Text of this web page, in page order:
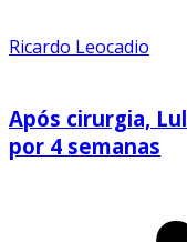
Ricardo Leocadio
Após cirurgia,
por 4 semanas